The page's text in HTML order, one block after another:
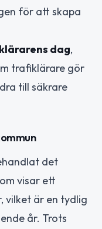
för att skapa
dag,
trafiklärare gör
till säkrare
det
visar ett
vilket är en tydlig
år. Trots